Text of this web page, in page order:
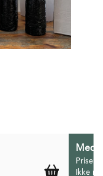
Prisen
Ikke